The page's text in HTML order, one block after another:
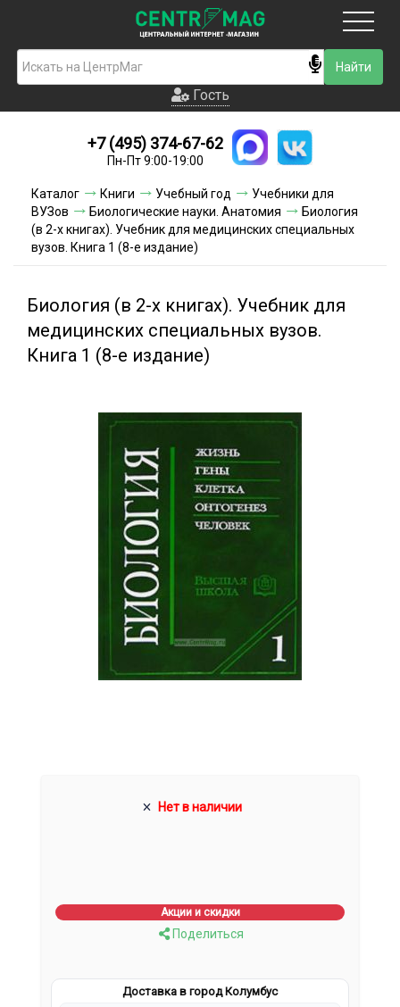
Гость
Новинки
Условия доставки
Условия оплаты
Акции и скидки
Гость
+7 (495) 374-67-62
Пн-Пт 9:00-19:00
Каталог Книги Учебный год
Учебники для
ВУЗов
Биологические науки. Анатомия
Биология
(в 2-х книгах). Учебник для медицинских специальных
вузов. Книга 1 (8-е издание)
Биология (в 2-х книгах). Учебник для
медицинских специальных вузов.
Книга 1 (8-е издание)
Нет в наличии
Акции и скидки
Поделиться
Доставка в город Колумбус